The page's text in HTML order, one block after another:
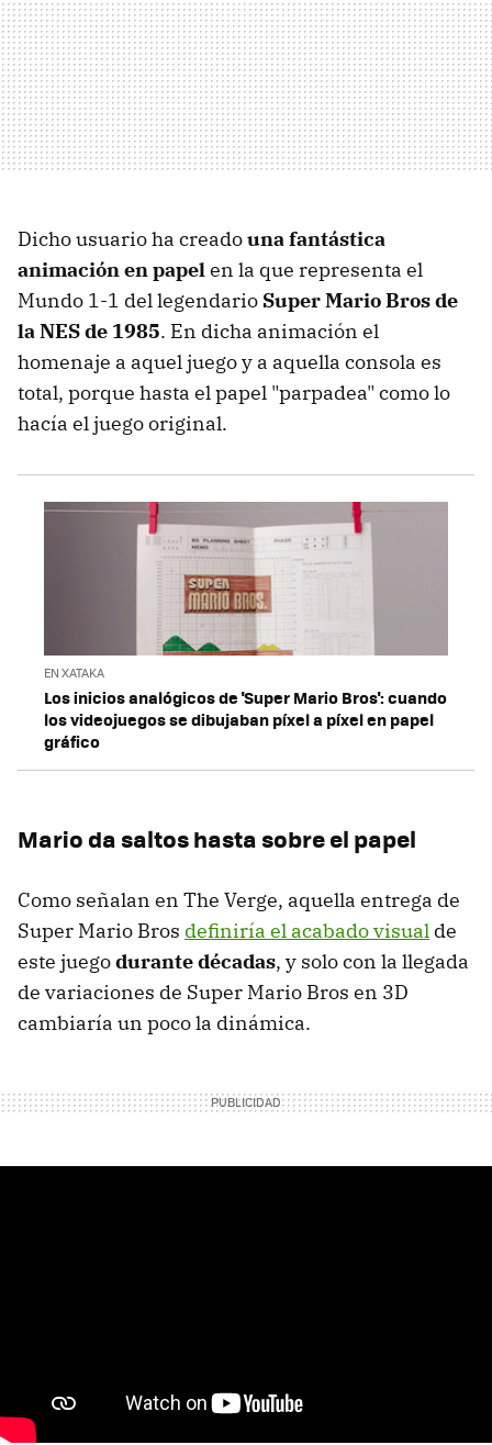
Dicho usuario ha creadouna fantástica
animación en papelen la que representa el
Mundo 1-1 del legendario Super Mario Bros de
la NES de 1985. En dicha animación el
homenaje a aquel juego y a aquella consola es
total, porque hasta el papel "parpadea" como lo
hacía el juego original.
EN XATAKA
Los inicios analógicos de 'Super Mario Bros': cuando
los videojuegos se dibujaban píxel a píxel en papel
gráfico
Mario da saltos hasta sobre el papel
Como señalan en The Verge, aquella entrega de
Super Mario Bros definiría el acabado visual de
este juegodurante décadas, y solo con la llegada
de variaciones de Super Mario Bros en 3D
cambiaría un poco la dinámica.